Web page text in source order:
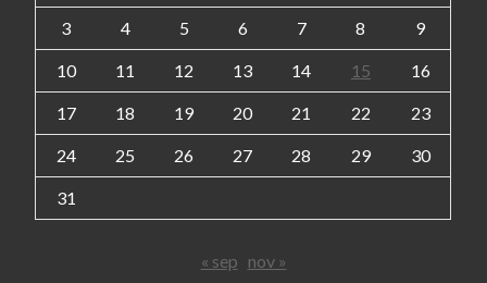
3 4 5 6 7 8 9
10 11 12 13 14 15 16
17 18 19 20 21 22 23
24 25 26 27 28 29 30
31
« sep nov »